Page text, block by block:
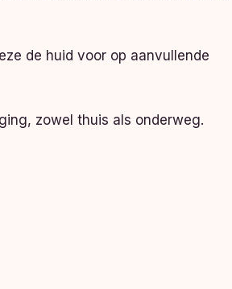
de huid voor op aanvullende
zowel thuis als onderweg.